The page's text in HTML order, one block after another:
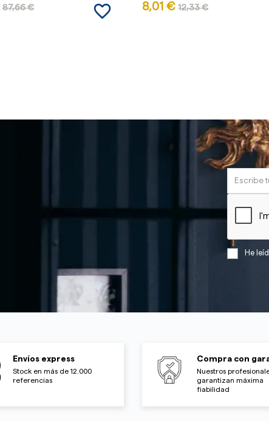
87,66 € favorite_border 8,01 € 12,33 €
He
Envíos express
Stock en más de 12.000
referencias
Compra con
Nuestros
garantizan máxima
fiabilidad